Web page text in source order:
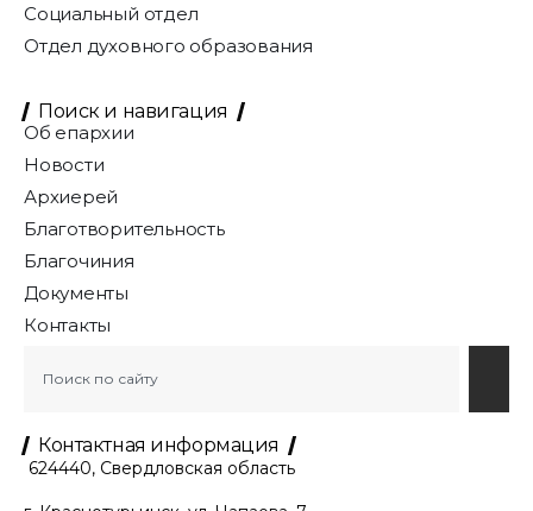
Социальный отдел
Отдел духовного образования
Поиск и навигация
Об епархии
Новости
Архиерей
Благотворительность
Благочиния
Документы
Контакты
Контактная информация
624440, Свердловская область